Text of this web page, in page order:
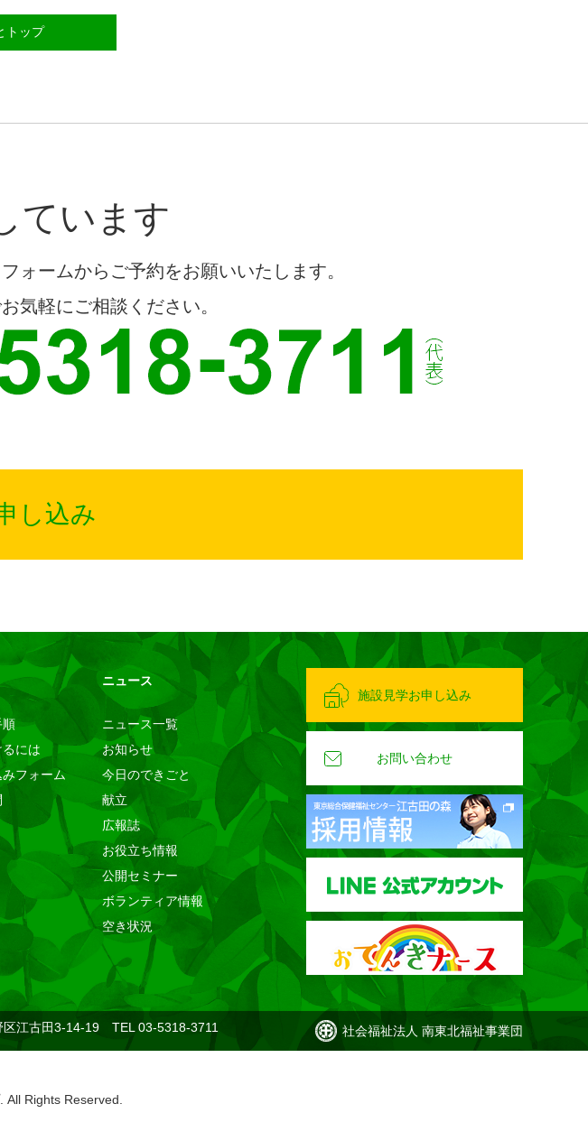
トップ
ています
ォームからご予約をお願いいたします。
気軽にご相談ください。
し込み
順
には
フォーム
ニュース
ニュース一覧
お知らせ
今日のできごと
献立
広報誌
お役立ち情報
公開セミナー
ボランティア情報
空き状況
施設見学お申し込み
お問い合わせ
区江古田3-14-19 TEL 03-5318-3711 社会福祉法人 南東北福祉事業団
Rights Reserved.